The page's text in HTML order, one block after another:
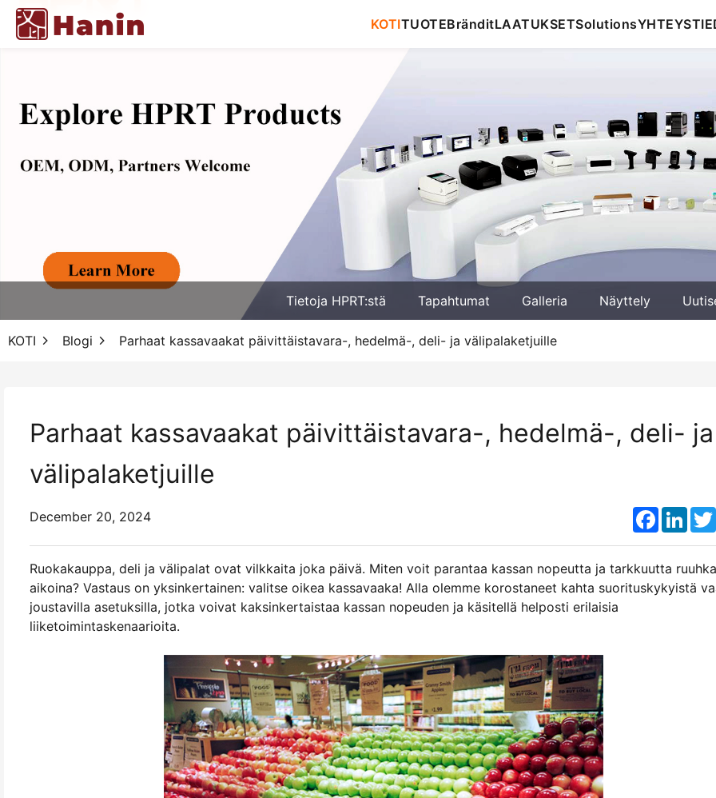
KOTITUOTEBränditLAATUKSETSolutions
Tietoja HPRT:stä Tapahtumat Galleria Näyttely
KOTI Blogi Parhaat kassavaakat päivittäistavara-, hedelmä-, deli- ja välipalaketjuille
Parhaat kassavaakat päivittäistavara-, hedelmä-, deli- ja
välipalaketjuille
December 20, 2024
Ruokakauppa, deli ja välipalat ovat vilkkaita joka päivä. Miten voit parantaa kassan nopeutta ja tarkkuutta
aikoina? Vastaus on yksinkertainen: valitse oikea kassavaaka! Alla olemme korostaneet kahta suorituskykyistä
joustavilla asetuksilla, jotka voivat kaksinkertaistaa kassan nopeuden ja käsitellä helposti erilaisia
liiketoimintaskenaarioita.